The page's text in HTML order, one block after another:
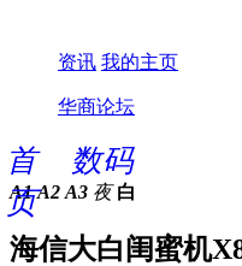
资讯 我的主页
华商论坛
首
页
数码
A1 A2 A3 夜 白
海信大白闺蜜机